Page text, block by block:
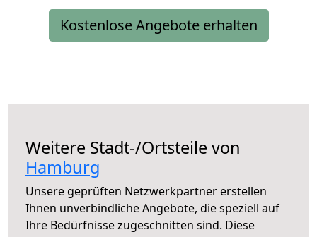
Kostenlose Angebote erhalten
Weitere Stadt-/Ortsteile von
Hamburg
Unsere geprüften Netzwerkpartner erstellen
Ihnen unverbindliche Angebote, die speziell auf
Ihre Bedürfnisse zugeschnitten sind. Diese